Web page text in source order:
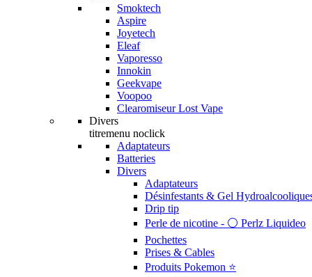
Smoktech
Aspire
Joyetech
Eleaf
Vaporesso
Innokin
Geekvape
Voopoo
Clearomiseur Lost Vape
Divers
titremenu noclick
Adaptateurs
Batteries
Divers
Adaptateurs
Désinfestants & Gel
Drip tip
Perle de nicotine - ⚪️ Perlz Liquideo
Pochettes
Prises & Cables
Produits Pokemon ⭐️